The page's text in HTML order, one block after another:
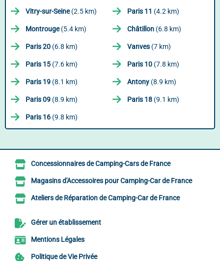
Vitry-sur-Seine(2.5 km) Paris 11 (4.2 km)
Montrouge(5.4 km) Châtillon (6.8 km)
Paris 20 (6.8 km) Vanves (7 km)
Paris 15 (7.6 km) Paris 10 (7.8 km)
Paris 19 (8.1 km) Antony (8.9 km)
Paris 09 (8.9 km) Paris 18 (9.1 km)
Paris 16 (9.8 km)
Concessionnaires de Camping-Cars de France
Magasins d'Accessoires pour Camping-Car de France
Ateliers de Réparation de Camping-Car de France
Gérer un établissement
Mentions Légales
Politique de Vie Privée